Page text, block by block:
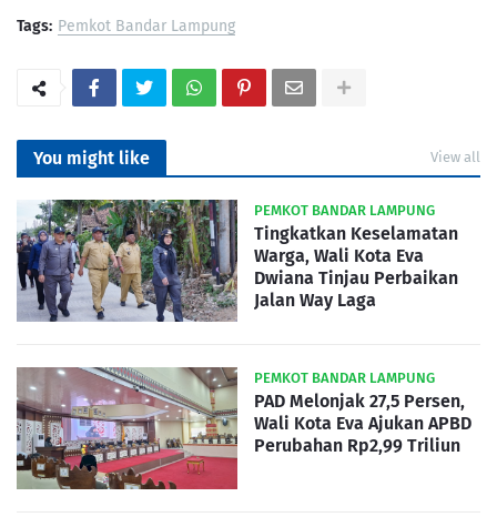
Tags: Pemkot Bandar Lampung
You might like View all
PEMKOT BANDAR LAMPUNG
Tingkatkan Keselamatan
Warga, Wali Kota Eva
Dwiana Tinjau Perbaikan
Jalan Way Laga
PEMKOT BANDAR LAMPUNG
PAD Melonjak 27,5 Persen,
Wali Kota Eva Ajukan APBD
Perubahan Rp2,99 Triliun